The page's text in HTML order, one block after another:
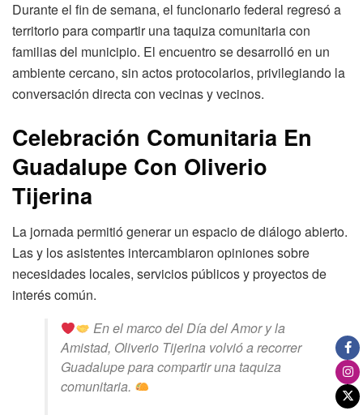
Durante el fin de semana, el funcionario federal regresó a
territorio para compartir una taquiza comunitaria con
familias del municipio. El encuentro se desarrolló en un
ambiente cercano, sin actos protocolarios, privilegiando la
conversación directa con vecinas y vecinos.
Celebración Comunitaria En
Guadalupe Con Oliverio
Tijerina
La jornada permitió generar un espacio de diálogo abierto.
Las y los asistentes intercambiaron opiniones sobre
necesidades locales, servicios públicos y proyectos de
interés común.
En el marco del Día del Amor y la
Amistad, Oliverio Tijerina volvió a recorrer
Guadalupe para compartir una taquiza
comunitaria.